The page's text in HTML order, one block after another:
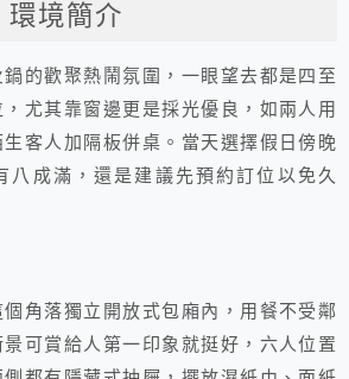
境簡介
的歡聚熱鬧氛圍，一眼望去都是四至
尤其靠窗邊更是採光優良，如兩人用
客人加隔板併桌。當天選擇假日傍晚
八成滿，還是建議先預約訂位以免久
角落獨立開放式包廂內，用餐不受鄰
可賞給人第一印象就挺好，六人位置